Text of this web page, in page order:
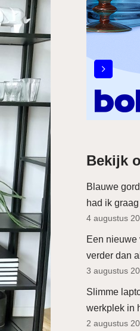
Bekijk
Blauwe
had ik
4 augustus
Een
verder dan
3 augustus
Slimme
werkplek in
2 augustus